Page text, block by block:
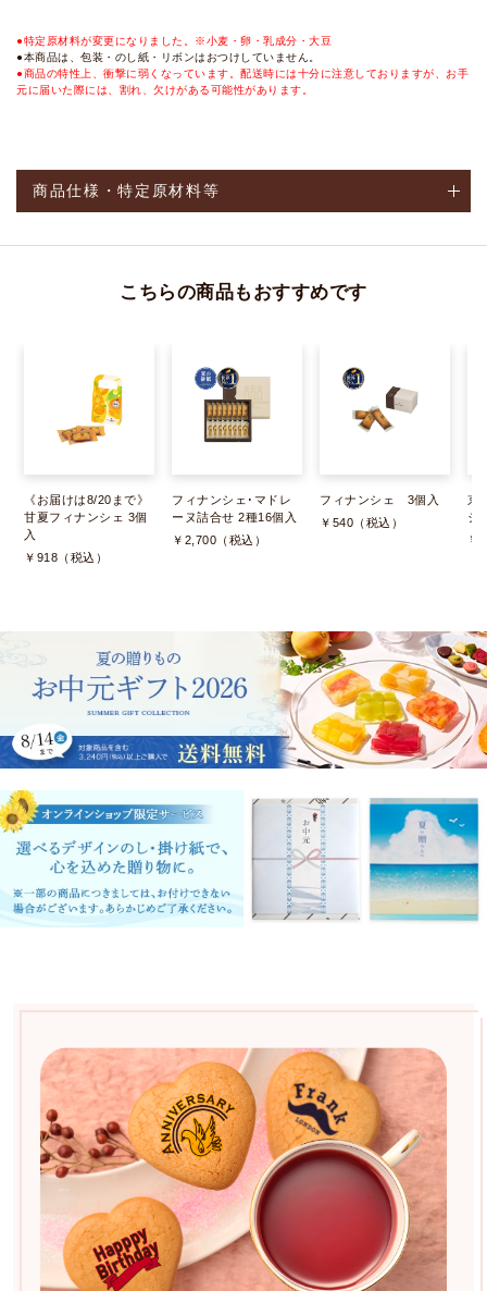
●特定原材料が変更になりました。※小麦・卵・乳成分・大豆
●本商品は、包装・のし紙・リボンはおつけしていません。
●商品の特性上、衝撃に弱くなっています。配送時には十分に注意しておりますが、お手
元に届いた際には、割れ、欠けがある可能性があります。
商品仕様・特定原材料等
こちらの商品もおすすめです
《お届けは8/20まで》
甘夏フィナンシェ 3個
入
￥918（税込）
フィナンシェ･マドレ
ーヌ詰合せ 2種16個入
￥2,700（税込）
フィナンシェ 3個入
￥540（税込）
京
シ
￥